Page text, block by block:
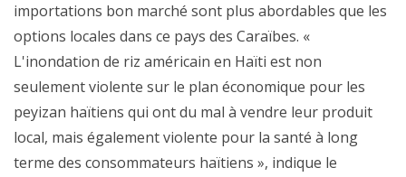
importations bon marché sont plus abordables que les
options locales dans ce pays des Caraïbes. «
L'inondation de riz américain en Haïti est non
seulement violente sur le plan économique pour les
peyizan haïtiens qui ont du mal à vendre leur produit
local, mais également violente pour la santé à long
terme des consommateurs haïtiens », indique le